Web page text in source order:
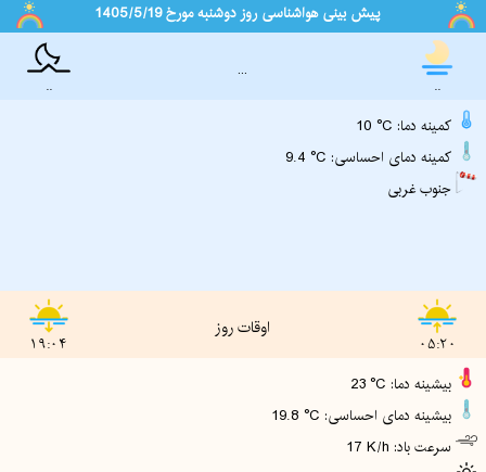
پیش بینی هواشناسی روز دوشنبه مورخ 1405/5/19
..
...
..
10 °C :کمینه دما
9.4 °C :کمینه دمای احساسی
جنوب غربی
19:04
اوقات روز
05:20
23 °C :بیشینه دما
19.8 °C :بیشینه دمای احساسی
17 K/h :سرعت باد